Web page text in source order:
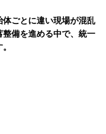
体ごとに違い現場が混乱
備を進める中で、統一